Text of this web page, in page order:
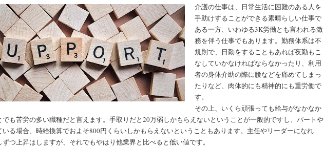
介護の仕事は、日常生活に困難のある人を
手助けすることができる素晴らしい仕事で
ある一方、いわゆる3K労働とも言われる激
務を伴う仕事でもあります。勤務体系は不
規則で、日勤をすることもあれば夜勤もこ
なしていかなければならなかったり、利用
者の身体介助の際に腰などを痛めてしまっ
たりなど、肉体的にも精神的にも重労働で
す。
その上、いくら頑張っても給与がなかなか
でも苦労の多い職種だと言えます。手取りだと20万弱しかもらえないということが一般的ですし、パートや
いる場合、時給換算でおよそ800円くらいしかもらえないということもあります。主任やリーダーになれ
つ上昇はしますが、それでもやはり他業界と比べると低い値です。